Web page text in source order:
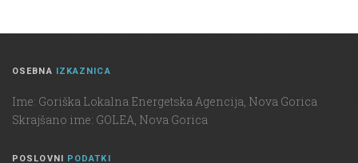
OSEBNA IZKAZNICA
Ime: Goriška Lokalna Energetska Agencija, Nova Gorica
Skrajšano ime: GOLEA, Nova Gorica
POSLOVNI PODATKI